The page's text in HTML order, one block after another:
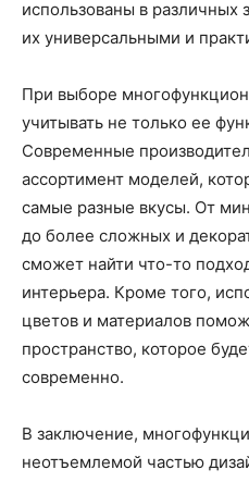
использованы в различных
их универсальными и
При выборе
учитывать не только ее
Современные
ассортимент моделей,
самые разные вкусы. От
до более сложных и
сможет найти что-то
интерьера. Кроме того,
цветов и материалов
пространство, которое
современно.
В заключение,
неотъемлемой частью